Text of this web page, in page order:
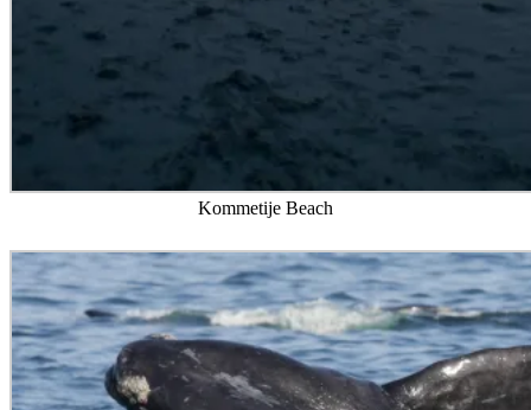
Kommetije Beach